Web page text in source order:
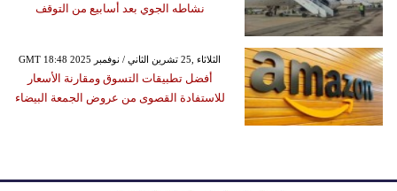
نشاطه الجوي بعد أسابيع من التوقف
GMT 18:48 2025 الثلاثاء ,25 تشرين الثاني / نوفمبر
أفضل تطبيقات التسوق ومقارنة الأسعار
للاستفادة القصوى من عروض الجمعة البيضاء